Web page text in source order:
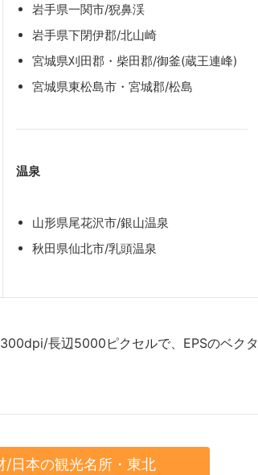
岩手県一関市/猊鼻渓
岩手県下閉伊郡/北山崎
宮城県刈田郡・柴田郡/御釜(蔵王連峰)
宮城県東松島市・宮城郡/松島
温泉
山形県尾花沢市/銀山温泉
秋田県仙北市/乳頭温泉
長辺5000ピクセルで、EPSのベクタ
日本の観光名所・東北